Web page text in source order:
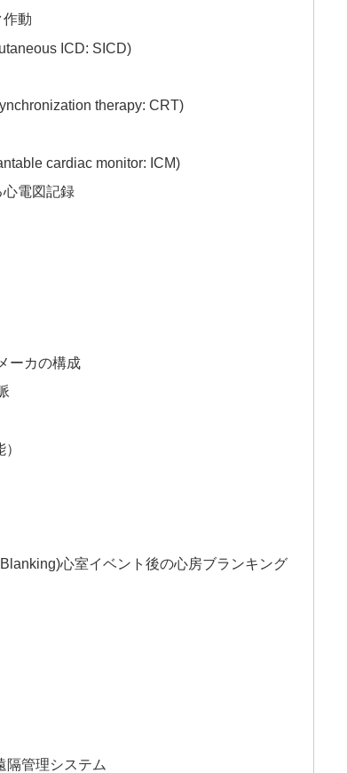
動
ICD: SICD)
therapy: CRT)
cardiac monitor: ICM)
電図記録
ーカの構成
心室イベント後の心房ブランキング
隔管理システム